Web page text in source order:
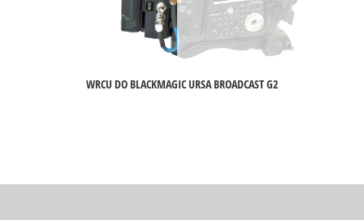
WRCU DO BLACKMAGIC URSA BROADCAST G2